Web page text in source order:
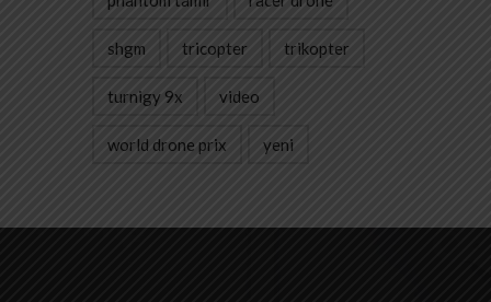
shgm tricopter trikopter
turnigy 9x video
world drone prix yeni